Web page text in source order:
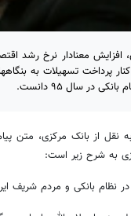
معنادار نرخ رشد
پرداخت تسهیلات به
در سال ۹۵ دانست.
به نقل از بانک مرکزی، متن
به شرح زیر است:
نظام بانکی و مردم شریف